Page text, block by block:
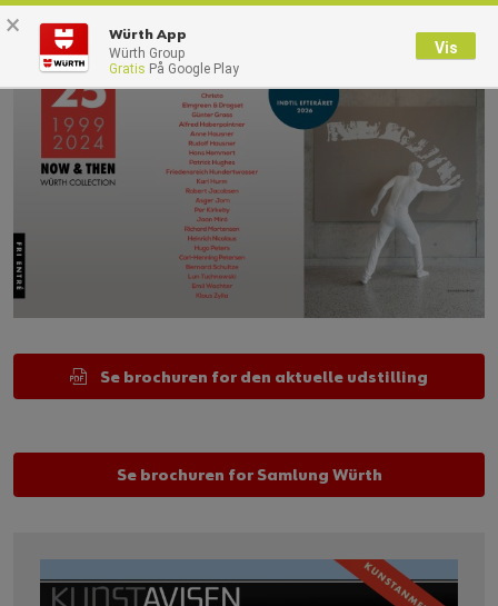
Se brochuren for den aktuelle udstilling
Se brochuren for Samlung Würth
× Würth App
Würth Group
Gratis På Google Play
Vis